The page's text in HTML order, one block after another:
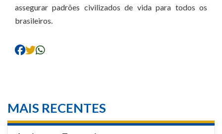
assegurar padrões civilizados de vida para todos os
brasileiros.
MAIS RECENTES